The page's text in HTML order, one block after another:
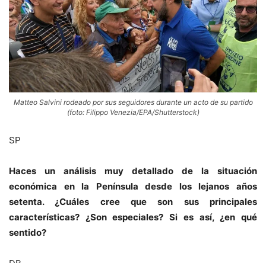
Matteo Salvini rodeado por sus seguidores durante un acto de su partido
(foto: Filippo Venezia/EPA/Shutterstock)
SP
Haces un análisis muy detallado de la situación
económica en la Península desde los lejanos años
setenta. ¿Cuáles cree que son sus principales
características? ¿Son especiales? Si es así, ¿en qué
sentido?